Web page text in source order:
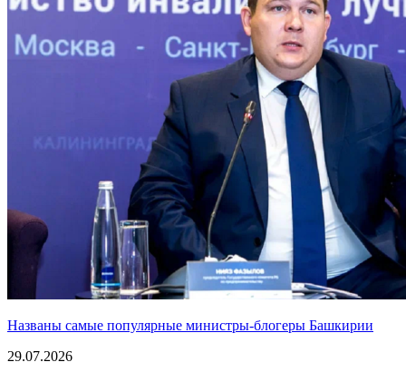
Названы самые популярные министры-блогеры Башкирии
29.07.2026